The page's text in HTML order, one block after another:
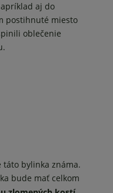
aj do
postihnuté miesto
oblečenie
táto bylinka známa.
bude mať celkom